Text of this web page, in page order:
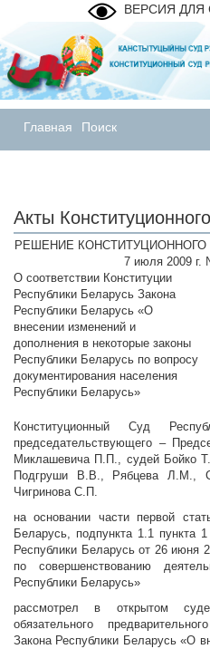
ВЕРСИЯ ДЛЯ
Главная Поиск
Акты
РЕШЕНИЕ
7 июля 2009 г.
О соответствии Конституции
Республики Беларусь Закона
Республики Беларусь «О
внесении изменений и
дополнения в некоторые законы
Республики Беларусь по вопросу
документирования населения
Республики Беларусь»
Конституционный Суд
председательствующего –
Миклашевича П.П., судей Бойко
Подгруши В.В., Рябцева Л.М.,
Чигринова С.П.
на основании части первой
Беларусь, подпункта 1.1 пункта
Республики Беларусь от 26 июня
по совершенствованию
Республики Беларусь»
рассмотрел в открытом
обязательного
Закона Республики Беларусь «О